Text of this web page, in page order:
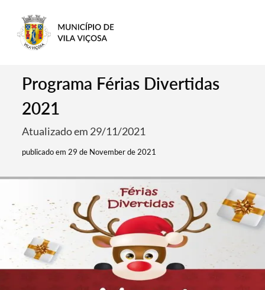
Programa Férias Divertidas
2021
Atualizado em 29/11/2021
publicado em 29 de November de 2021